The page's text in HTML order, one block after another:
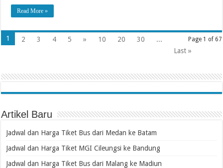
Read More »
Page 1 of 67
1 2 3 4 5 » 10 20 30
...
Last »
Artikel Baru
Jadwal dan Harga Tiket Bus dari Medan ke Batam
Jadwal dan Harga Tiket MGI Cileungsi ke Bandung
Jadwal dan Harga Tiket Bus dari Malang ke Madiun